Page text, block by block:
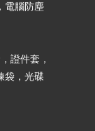
電腦防塵
證件套，
袋，光碟